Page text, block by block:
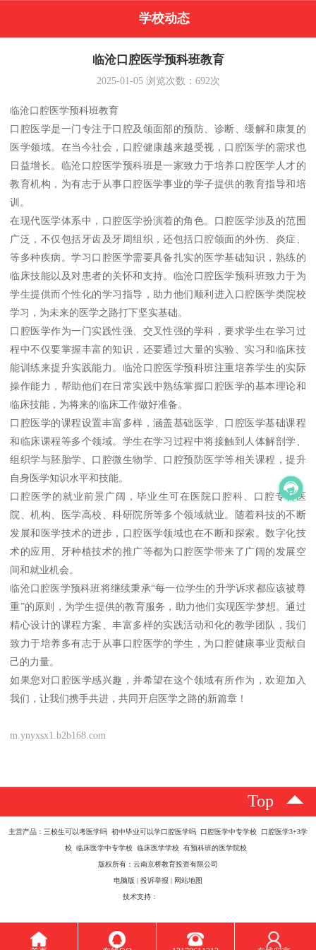
学校动态
临沧口腔医学预科班教育
2025-01-05浏览次数： 692次
临沧口腔医学预科班教育
口腔医学是一门专注于口腔及颌面部的预防、诊断、缓解和康复的
医学领域。在当今社会，口腔健康越来越受视，口腔医学的需求也
日益增长。临沧口腔医学预科班是一家致力于培养口腔医学人才的
教育机构，为有志于从事口腔医学事业的学子提供的教育指导和培
训。
在现代医学体系中，口腔医学扮演着的角色。口腔医学涉及的范围
广泛，不仅包括牙齿及牙周组织，还包括口腔颌面的外伤、炎症、
等多种疾病。学习口腔医学需要具备扎实的医学基础知识，熟练的
临床技能以及对患者的关怀和支持。临沧口腔医学预科班致力于为
学生提供而个性化的学习指导，助力他们顺利进入口腔医学类院校
学习，为未来的医学之路打下坚实基础。
口腔医学作为一门实践性强、交叉性强的学科，要求学生在学习过
程中不仅要掌握丰富的知识，还要通过大量的实验、实习和临床技
能训练来提升实践能力。临沧口腔医学预科班注重培养学生的实际
操作能力，帮助他们在日常实践中熟练掌握口腔医学的基本理论和
临床技能，为将来的临床工作做好准备。
口腔医学的课程设置丰富多样，涵盖基础医学、口腔医学基础课程
和临床课程等多个领域。学生在学习过程中将接触到人体解剖学、
组织学与胚胎学、口腔微生物学、口腔预防医学等相关课程，提升
自身医学知识水平和技能。
口腔医学的就业前景广阔，毕业生可在医院口腔科、口腔专科医
院、机构、医学高校、科研院所等多个领域就业。随着科技的不断
发展和医学技术的进步，口腔医学领域也在不断和探索。数字化技
术的应用、牙种植技术的推广等都为口腔医学带来了广阔的发展空
间和就业机会。
临沧口腔医学预科班将继续秉承“每一位学生的升学诉求都应该被尊
重”的原则，为学生提供的教育服务，助力他们实现医学梦想。通过
精心设计的课程方案、丰富多样的实践活动和化的教学团队，我们
致力于培养多有志于从事口腔医学的学生，为口腔健康事业贡献自
己的力量。
如果您对口腔医学感兴趣，并希望在这个领域有所作为，欢迎加入
我们，让我们携手共进，共同开启医学之路的新篇章！
m.ynyxsx1.b2b168.com
Top
主营产品：三校生可以考医学吗 初中毕业可以学口腔医学吗 口腔医学中专学校 口腔医学3+3学
校 临床医学中专学校 临床医学学校 有预科班的医学院校
版权所有：云南京桥教育投资有限公司
电脑版 | 投诉举报 | 网站地图
技术支持：